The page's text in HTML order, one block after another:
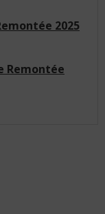
2025
Remontée